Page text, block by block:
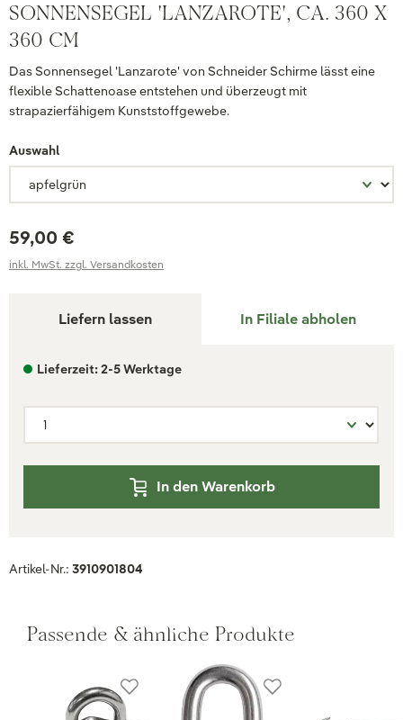
SONNENSEGEL 'LANZAROTE', CA. 360 X
360 CM
Das Sonnensegel 'Lanzarote' von Schneider Schirme lässt eine
flexible Schattenoase entstehen und überzeugt mit
strapazierfähigem Kunststoffgewebe.
Auswahl
59,00 €
inkl. MwSt. zzgl. Versandkosten
Liefern lassen In Filiale abholen
Lieferzeit: 2-5 Werktage
In den Warenkorb
Artikel-Nr.: 3910901804
Passende & ähnliche Produkte